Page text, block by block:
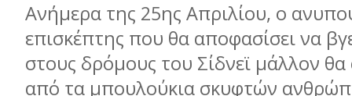
Ανήμερα της 25ης Απριλίου, ο
επισκέπτης που θα αποφασίσει να
στους δρόμους του Σίδνεϊ μάλλον θα
από τα μπουλούκια σκυφτών